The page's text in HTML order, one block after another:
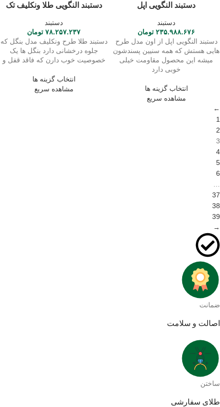
دستبند النگویی اپل
دستبند
۲۳۵.۹۸۸.۶۷۶ تومان
دستبند النگویی اپل از اون مدل طرح
هایی هستش که همه سنیین پسندشون
میشه این محصول مقاومت خیلی
خوبی دارد
انتخاب گزینه ها
مشاهده سریع
دستبند النگویی طلا ونکلیف تک
دستبند
۷۸.۲۵۷.۲۳۷ تومان
دستبند طلا طرح ونکلیف مدل بنگل که
جلوه درخشانی دارد بنگل ها یک
خصوصیت خوب دارن که فاقد قفل و
انتخاب گزینه ها
مشاهده سریع
←
1
2
3
4
5
6
37
38
39
→
ضمانت
اصالت و سلامت
ساختن
طلای سفارشی